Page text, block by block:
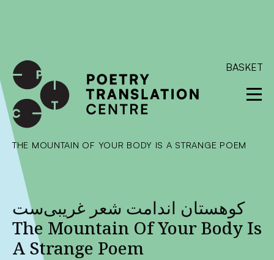
BASKET
THE MOUNTAIN OF YOUR BODY IS A STRANGE POEM
کوهستان اندامت شعر غریبی‌ست
The Mountain Of Your Body Is
A Strange Poem